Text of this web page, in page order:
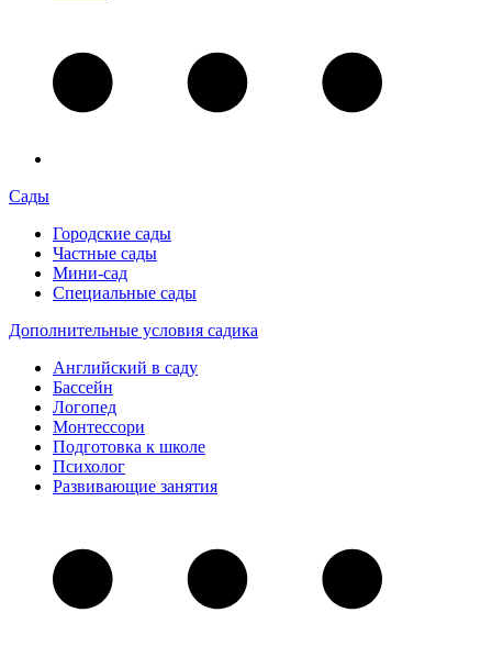
Сады
Городские сады
Частные сады
Мини-сад
Специальные сады
Дополнительные условия садика
Английский в саду
Бассейн
Логопед
Монтессори
Подготовка к школе
Психолог
Развивающие занятия